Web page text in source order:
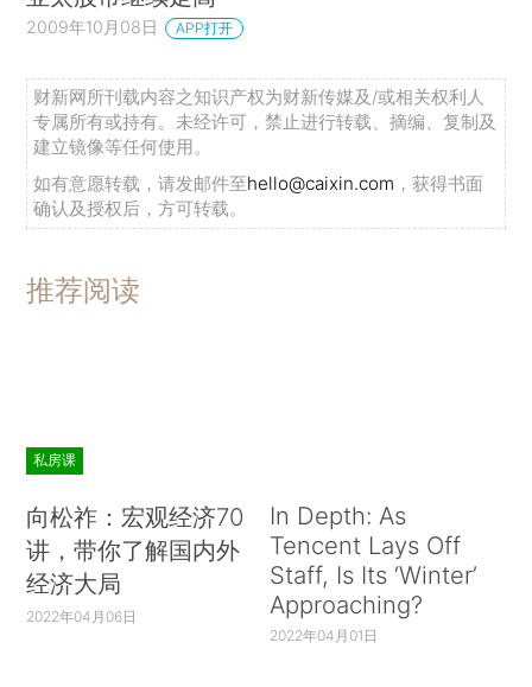
2009年10月08日 APP打开
财新网所刊载内容之知识产权为财新传媒及/或相关权利人
专属所有或持有。未经许可，禁止进行转载、摘编、复制及
建立镜像等任何使用。
如有意愿转载，请发邮件至hello@caixin.com ，获得书面
确认及授权后，方可转载。
推荐阅读
私房课
向松祚：宏观经济70
讲，带你了解国内外
经济大局
2022年04月06日
In Depth: As
Tencent Lays Off
Staff, Is Its ‘Winter’
Approaching?
2022年04月01日